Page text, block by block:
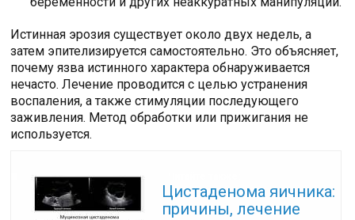
Истинная эрозия существует около двух недель, а
затем эпителизируется самостоятельно. Это объясняет,
почему язва истинного характера обнаруживается
нечасто. Лечение проводится с целью устранения
воспаления, а также стимуляции последующего
заживления. Метод обработки или прижигания не
используется.
Цистаденома яичника:
причины, лечение